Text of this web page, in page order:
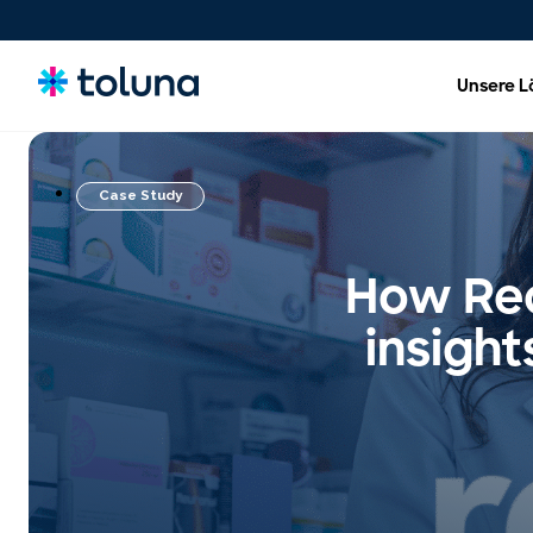
Unsere
Menschen und Zielgruppen
Verstehen Sie die Menschen und Marktkräfte, die
Wachstum vorantreiben, und gewinnen Sie Erkenntnisse
über die Bedürfnisse, die Kaufentscheidungen
beeinflussen.
Ideen, Claims und Konzepte
Bewerten, optimieren und validieren Sie Konzepte und
Claims, um Innovationen mit größerer Sicherheit erfolgreich
auf den Markt zu bringen.
Produkte, Verpackungen &
Markenerlebnisse
Optimieren Sie Produkte, Verpackungen und
Case Study
How